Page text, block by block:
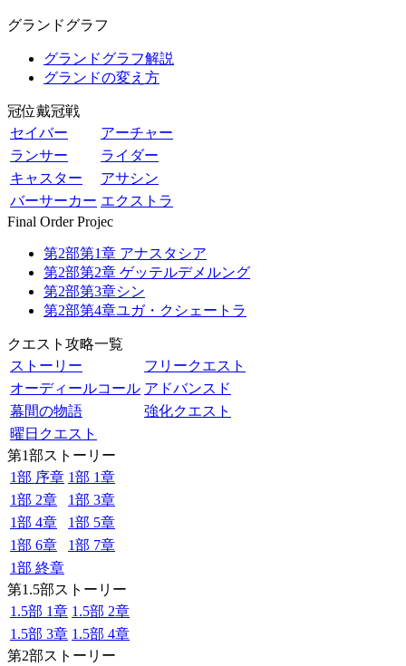
グランドグラフ
グランドグラフ解説
グランドの変え方
冠位戴冠戦
セイバー
アーチャー
ランサー
ライダー
キャスター
アサシン
バーサーカー エクストラ
Final Order Projec
第2部第1章 アナスタシア
第2部第2章 ゲッテルデメルング
第2部第3章シン
第2部第4章ユガ・クシェートラ
クエスト攻略一覧
ストーリー
フリークエスト
オーディールコール アドバンスド
幕間の物語
強化クエスト
曜日クエスト
第1部ストーリー
1部 序章 1部 1章
1部 2章
1部 3章
1部 4章
1部 5章
1部 6章
1部 7章
1部 終章
第1.5部ストーリー
1.5部 1章 1.5部 2章
1.5部 3章 1.5部 4章
第2部ストーリー